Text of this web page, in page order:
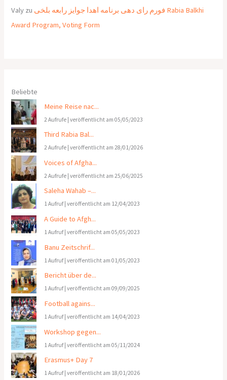
Valy zu فورم رای دهی برنامه اهدا جوایز رابعه بلخی Rabia Balkhi
Award Program, Voting Form
Beliebte
Meine Reise nac...
2 Aufrufe |veröffentlicht am 05/05/2023
Third Rabia Bal...
2 Aufrufe |veröffentlicht am 28/01/2026
Voices of Afgha...
2 Aufrufe |veröffentlicht am 25/06/2025
Saleha Wahab –...
1 Aufruf|veröffentlicht am 12/04/2023
A Guide to Afgh...
1 Aufruf|veröffentlicht am 05/05/2023
Banu Zeitschrif...
1 Aufruf|veröffentlicht am 01/05/2023
Bericht über de...
1 Aufruf|veröffentlicht am 09/09/2025
Football agains...
1 Aufruf|veröffentlicht am 14/04/2023
Workshop gegen...
1 Aufruf|veröffentlicht am 05/11/2024
Erasmus+ Day 7
1 Aufruf|veröffentlicht am 18/01/2026